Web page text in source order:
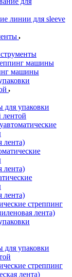
линии для sleeve
машины
машины
упаковки
лентой
лента)
лента)
лента)
стреппинг
лента)
упаковки
стреппинг
лента)